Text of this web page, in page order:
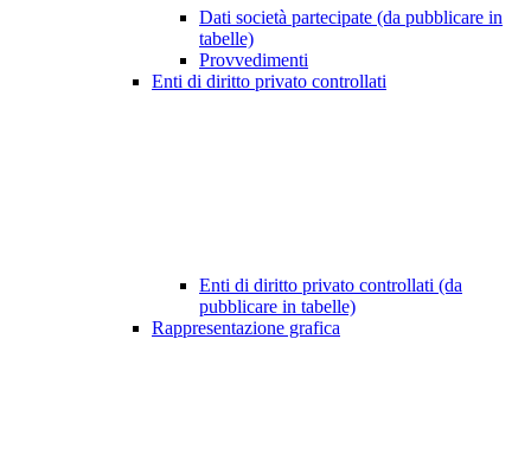
Dati società partecipate (da pubblicare in
tabelle)
Provvedimenti
Enti di diritto privato controllati
Enti di diritto privato controllati (da
pubblicare in tabelle)
Rappresentazione grafica